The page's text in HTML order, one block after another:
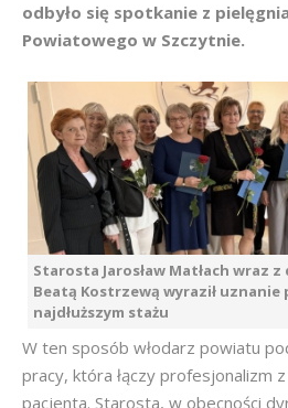
odbyło się spotkanie z
Powiatowego w Szczytnie.
Starosta Jarosław Matłach wraz
Beatą Kostrzewą wyraził
najdłuższym stażu
W ten sposób włodarz powiatu
pracy, która łączy profesjonalizm
pacjenta. Starosta, w obecności